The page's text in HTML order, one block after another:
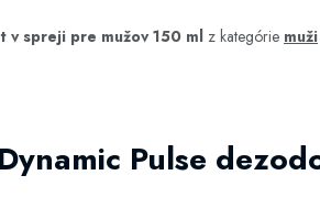
v spreji pre mužov 150 ml z kategórie muži
Pulse